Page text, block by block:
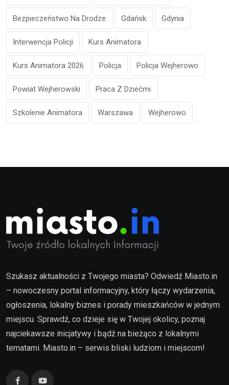
Bezpieczeństwo Na Drodze Gdańsk Gdynia
Interwencja Policji Kurs Animatora
Kurs Animatora 2026 Policja Policja Wejherowo
Powiat Wejherowski Praca Z Dziećmi
Szkolenie Animatora Warszawa Wejherowo
Szukasz aktualności z Twojego miasta? Odwiedź Miasto.in
– nowoczesny portal informacyjny, który łączy wydarzenia,
ogłoszenia, lokalny biznes i porady mieszkańców w jednym
miejscu. Sprawdź, co dzieje się w Twojej okolicy, poznaj
najciekawsze inicjatywy i bądź na bieżąco z lokalnymi
tematami. Miasto.in – serwis bliski ludziom i miejscom!